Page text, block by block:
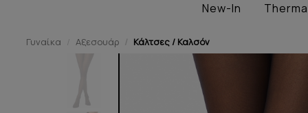
New-In
Γυναίκα Αξεσουάρ Κάλτσες / Καλσόν